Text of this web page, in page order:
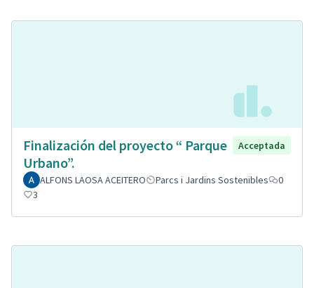
Finalización del proyecto “ Parque
Urbano”.
Acceptada
ALFONS LAOSA ACEITERO Parcs i Jardins Sostenibles
0
3